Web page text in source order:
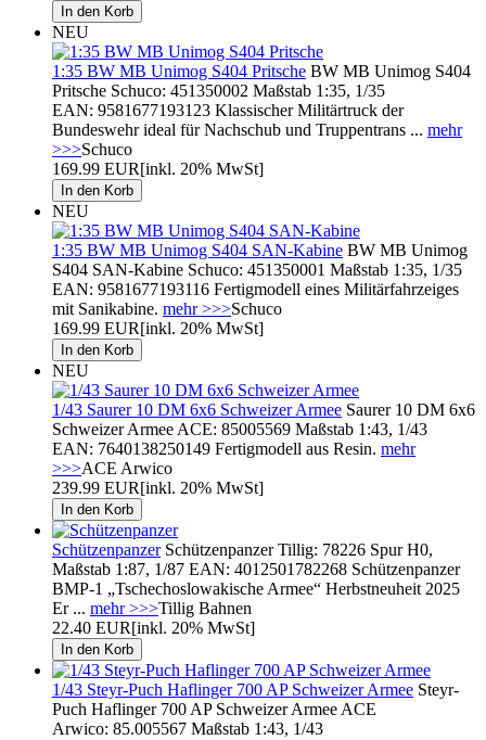
NEU
1:35 BW MB Unimog S404 Pritsche BW MB Unimog S404
Pritsche Schuco: 451350002 Maßstab 1:35, 1/35
EAN: 9581677193123 Klassischer Militärtruck der
Bundeswehr ideal für Nachschub und Truppentrans ... mehr
>>>Schuco
169.99 EUR[inkl. 20% MwSt]
NEU
1:35 BW MB Unimog S404 SAN-Kabine BW MB Unimog
S404 SAN-Kabine Schuco: 451350001 Maßstab 1:35, 1/35
EAN: 9581677193116 Fertigmodell eines Militärfahrzeiges
mit Sanikabine. mehr >>>Schuco
169.99 EUR[inkl. 20% MwSt]
NEU
1/43 Saurer 10 DM 6x6 Schweizer Armee Saurer 10 DM 6x6
Schweizer Armee ACE: 85005569 Maßstab 1:43, 1/43
EAN: 7640138250149 Fertigmodell aus Resin. mehr
>>>ACE Arwico
239.99 EUR[inkl. 20% MwSt]
SchützenpanzerSchützenpanzer Tillig: 78226 Spur H0,
Maßstab 1:87, 1/87 EAN: 4012501782268 Schützenpanzer
BMP-1 „Tschechoslowakische Armee“ Herbstneuheit 2025
Er ... mehr >>>Tillig Bahnen
22.40 EUR[inkl. 20% MwSt]
1/43 Steyr-Puch Haflinger 700 AP Schweizer Armee Steyr-
Puch Haflinger 700 AP Schweizer Armee ACE
Arwico: 85.005567 Maßstab 1:43, 1/43